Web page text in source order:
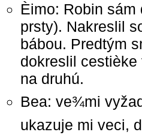
Èimo: Robin
prsty). Nakreslil
bábou. Predtým
dokreslil
na druhú.
Bea: ve¾mi
ukazuje mi veci,